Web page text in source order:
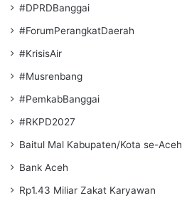
#DPRDBanggai
#ForumPerangkatDaerah
#KrisisAir
#Musrenbang
#PemkabBanggai
#RKPD2027
Baitul Mal Kabupaten/Kota se-Aceh
Bank Aceh
Rp1.43 Miliar Zakat Karyawan